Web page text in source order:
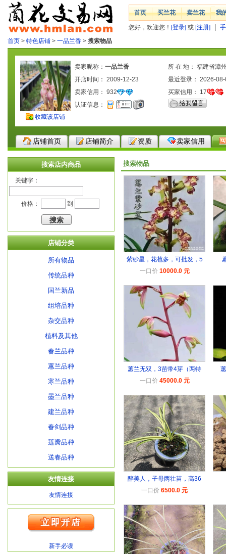
首页 买兰花 卖兰花 我
您好，欢迎您！ [登录] 或 [注册]
首页 > 特色店铺 > 一品兰香 > 搜索物品
收藏该店铺
卖家昵称： 一品兰香
所 在 地： 福建省漳
开店时间： 2009-12-23
最近登录： 2026-
卖家信用： 932 买家信用： 17
认证信息：
店铺首页 店铺简介 资质 卖家信用
搜索店内商品
关键字：
价格： 到
店铺分类
所有物品
传统品种
国兰新品
组培品种
杂交品种
植料及其他
春兰品种
蕙兰品种
寒兰品种
墨兰品种
建兰品种
春剑品种
莲瓣品种
送春品种
友情连接
友情连接
新手必读
搜索物品
紫砂星，花苞多，可批发，5
一口价 10000.0 元
蕙兰无双，3苗带4芽（两特
一口价 45000.0 元
醉美人，子母两壮苗，高36
一口价 6500.0 元